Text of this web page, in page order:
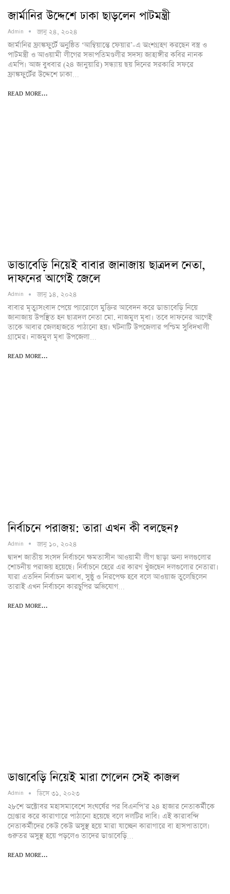
জার্মানির উদ্দেশে ঢাকা ছাড়লেন পাটমন্ত্রী
Admin জানু ২৪, ২০২৪
জার্মানির ফ্রাঙ্কফুর্টে অনুষ্ঠিত ‘আম্বিয়ান্তে ফেয়ার’-এ অংশগ্রহণ করছেন বস্ত্র ও
পাটমন্ত্রী ও আওয়ামী লীগের সভাপতিমণ্ডলীর সদস্য জাহাঙ্গীর কবির নানক
এমপি। আজ বুধবার (২৪ জানুয়ারি) সন্ধ্যায় ছয় দিনের সরকারি সফরে
ফ্রাঙ্কফুর্টের উদ্দেশে ঢাকা…
READ MORE...
ডান্ডাবেড়ি নিয়েই বাবার জানাজায় ছাত্রদল নেতা,
দাফনের আগেই জেলে
Admin জানু ১৪, ২০২৪
বাবার মৃত্যুসংবাদ পেয়ে প্যারোলে মুক্তির আবেদন করে ডান্ডাবেড়ি নিয়ে
জানাজায় উপস্থিত হন ছাত্রদল নেতা মো. নাজমুল মৃধা। তবে দাফনের আগেই
তাকে আবার জেলহাজতে পাঠানো হয়। ঘটনাটি উপজেলার পশ্চিম সুবিদখালী
গ্রামের। নাজমুল মৃধা উপজেলা…
READ MORE...
নির্বাচনে পরাজয়: তারা এখন কী বলছেন?
Admin জানু ১০, ২০২৪
দ্বাদশ জাতীয় সংসদ নির্বাচনে ক্ষমতাসীন আওয়ামী লীগ ছাড়া অন্য দলগুলোর
শোচনীয় পরাজয় হয়েছে। নির্বাচনে হেরে এর কারণ খুঁজছেন দলগুলোর নেতারা।
যারা এতদিন নির্বাচন অবাধ, সুষ্ঠু ও নিরপেক্ষ হবে বলে আওয়াজ তুলেছিলেন
তারাই এখন নির্বাচনে কারচুপির অভিযোগ…
READ MORE...
ডাণ্ডাবেড়ি নিয়েই মারা গেলেন সেই কাজল
Admin ডিসে ৩১, ২০২৩
২৮শে অক্টোবর মহাসমাবেশে সংঘর্ষের পর বিএনপি’র ২৪ হাজার নেতাকর্মীকে
গ্রেপ্তার করে কারাগারে পাঠানো হয়েছে বলে দলটির দাবি। এই কারাবন্দি
নেতাকর্মীদের কেউ কেউ অসুস্থ হয়ে মারা যাচ্ছেন কারাগারে বা হাসপাতালে।
গুরুতর অসুস্থ হয়ে পড়লেও তাদের ডাণ্ডাবেড়ি…
READ MORE...